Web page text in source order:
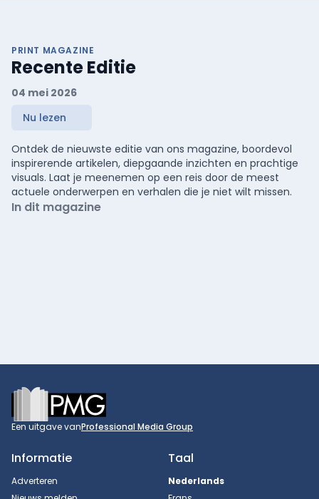
PRINT MAGAZINE
Recente Editie
04 mei 2026
Nu lezen
Ontdek de nieuwste editie van ons magazine, boordevol
inspirerende artikelen, diepgaande inzichten en prachtige
visuals. Laat je meenemen op een reis door de meest
actuele onderwerpen en verhalen die je niet wilt missen.
In dit magazine
Footer
Een uitgave vanProfessional Media Group
Informatie
Adverteren
Taal
Nederlands